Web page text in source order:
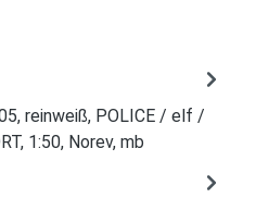
reinweiß, POLICE / elf /
1:50, Norev, mb